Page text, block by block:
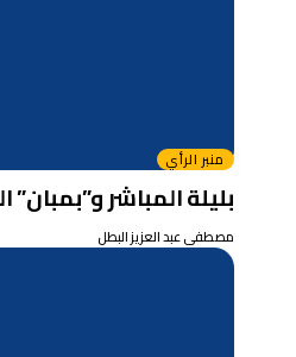
منبر الرأي
بليلة المباشر
مصطفى عبد العزيز البطل